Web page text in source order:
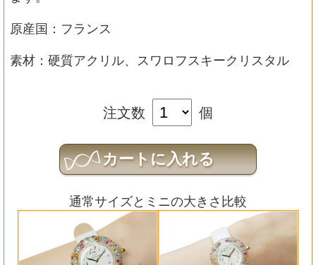
原産国：フランス
素材：硬質アクリル、スワロフスキークリスタル
注文数 個
通常サイズとミニの大きさ比較